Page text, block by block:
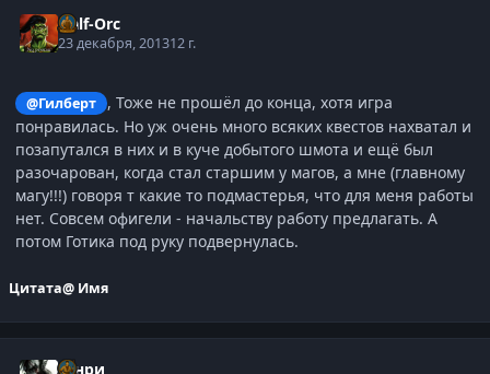
Half-Orc
23 декабря, 201312 г.
@Гилберт
, Тоже не прошёл до конца, хотя игра
понравилась. Но уж очень много всяких квестов нахватал и
позапутался в них и в куче добытого шмота и ещё был
разочарован, когда стал старшим у магов, а мне (главному
магу!!!) говоря т какие то подмастерья, что для меня работы
нет. Совсем офигели - начальству работу предлагать. А
потом Готика под руку подвернулась.
Цитата@ Имя
Генри